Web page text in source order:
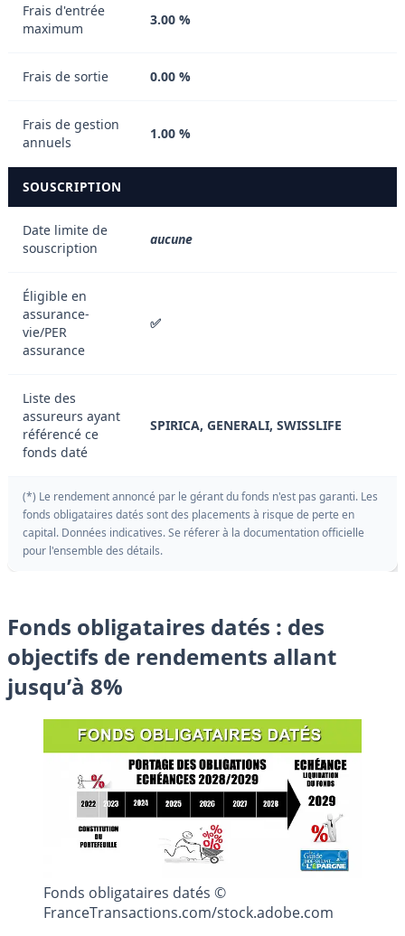
Frais d'entrée
maximum
3.00 %
Frais de sortie 0.00 %
Frais de gestion
annuels
1.00 %
SOUSCRIPTION
Date limite de
souscription
aucune
Éligible en
assurance-
vie/PER
assurance
✅
Liste des
assureurs ayant
référencé ce
fonds daté
SPIRICA, GENERALI, SWISSLIFE
(*) Le rendement annoncé par le gérant du fonds n'est pas garanti. Les
fonds obligataires datés sont des placements à risque de perte en
capital. Données indicatives. Se réferer à la documentation officielle
pour l'ensemble des détails.
Fonds obligataires datés : des
objectifs de rendements allant
jusqu’à 8%
Fonds obligataires datés ©
FranceTransactions.com/stock.adobe.com